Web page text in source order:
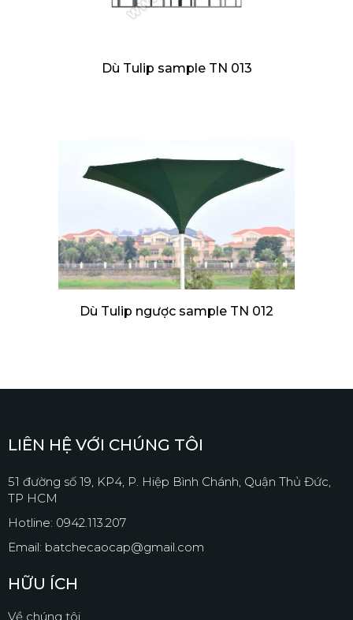
Dù Tulip sample TN 013
Dù Tulip ngược sample TN 012
LIÊN HỆ VỚI CHÚNG TÔI
51 đường số 19, KP4, P. Hiệp Bình Chánh, Quận Thủ Đức,
TP HCM
Hotline: 0942.113.207
Email: batchecaocap@gmail.com
HỮU ÍCH
Về chúng tôi